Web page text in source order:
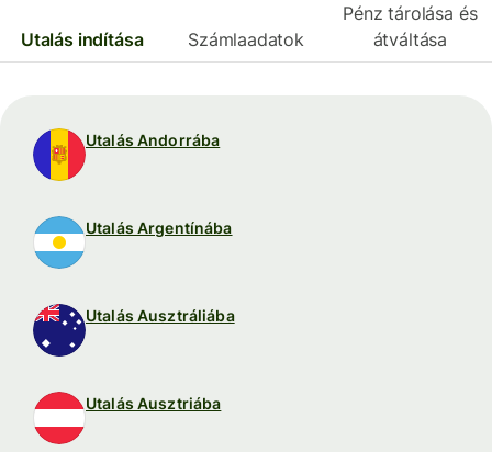
Utalás indítása Számlaadatok
Pénz tárolása és
átváltása
Utalás Andorrába
Utalás Argentínába
Utalás Ausztráliába
Utalás Ausztriába